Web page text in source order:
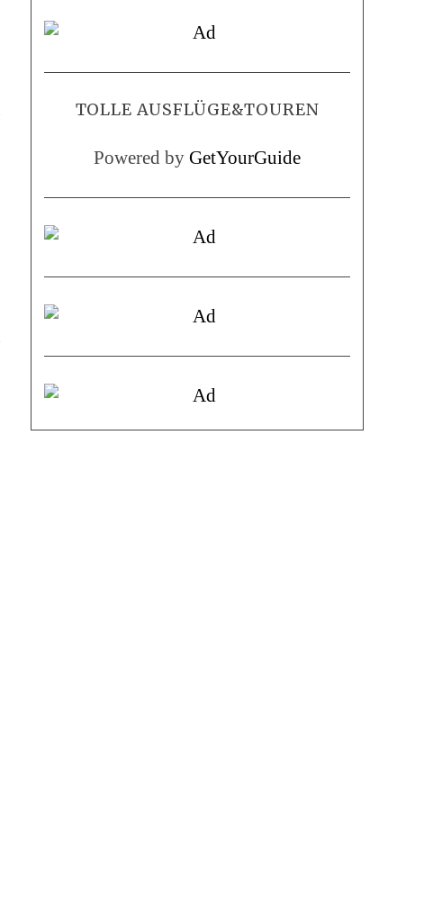
TOLLE AUSFLÜGE&TOUREN
Powered by GetYourGuide